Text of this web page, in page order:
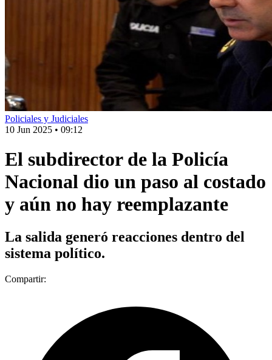
Policiales y Judiciales
10 Jun 2025 • 09:12
El subdirector de la Policía
Nacional dio un paso al costado
y aún no hay reemplazante
La salida generó reacciones dentro del
sistema político.
Compartir: